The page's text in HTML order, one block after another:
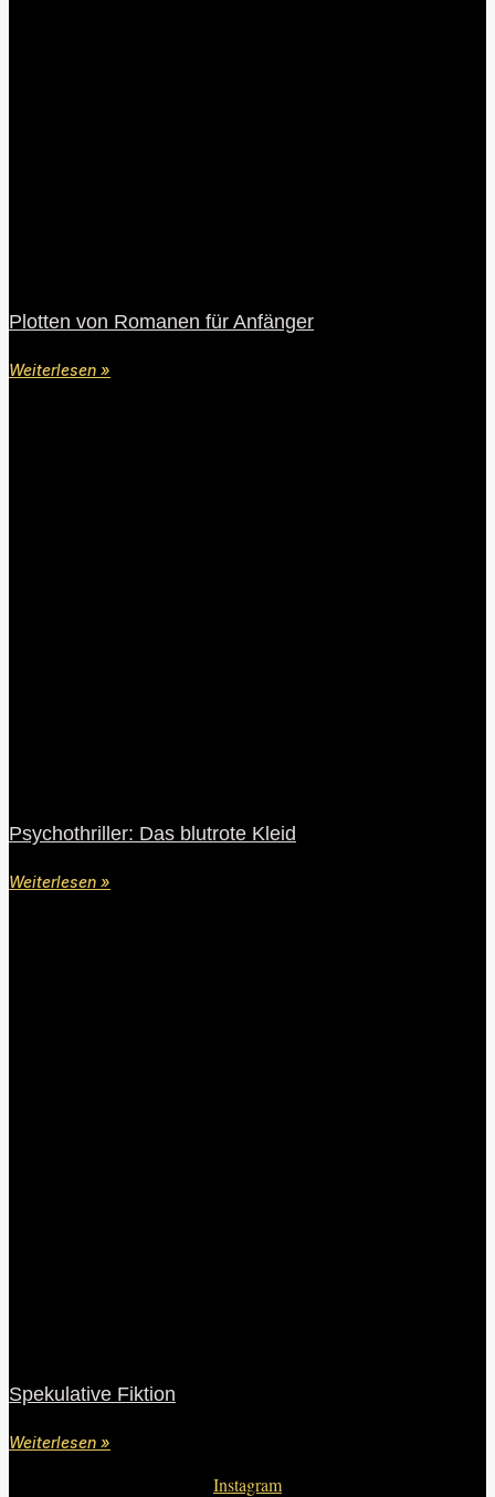
Plotten von Romanen für Anfänger
Weiterlesen »
Psychothriller: Das blutrote Kleid
Weiterlesen »
Spekulative Fiktion
Weiterlesen »
Instagram